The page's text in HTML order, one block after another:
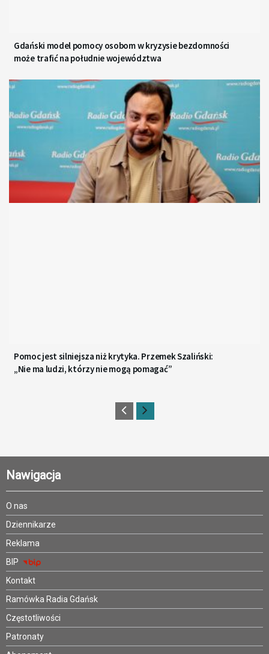
Gdański model pomocy osobom w kryzysie bezdomności
może trafić na południe województwa
Pomoc jest silniejsza niż krytyka. Przemek Szaliński:
„Nie ma ludzi, którzy nie mogą pomagać”
Nawigacja
O nas
Dziennikarze
Reklama
BIP
Kontakt
Ramówka Radia Gdańsk
Częstotliwości
Patronaty